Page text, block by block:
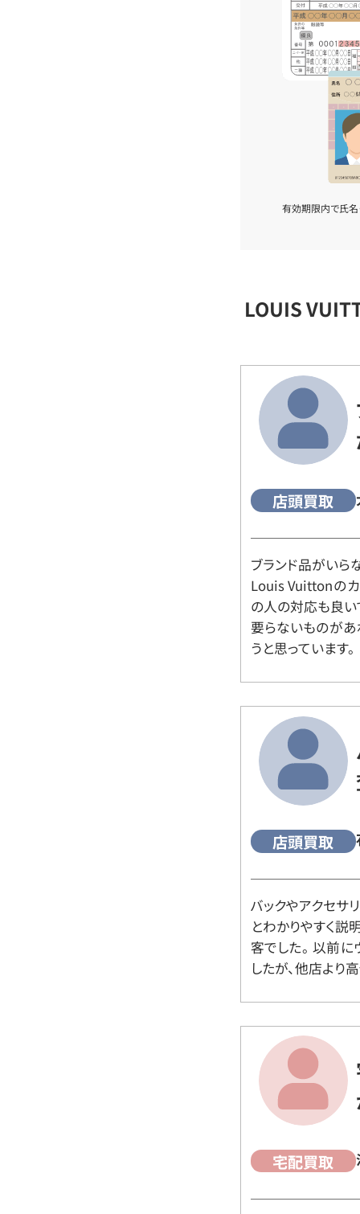
有効期限内で氏名
LOUIS
店頭買取
ブランド品がいら
Louis Vuittonの
の人の対応も良い
要らないものがあ
うと思っています。
店頭買取
バックやアクセサ
とわかりやすく説
客でした。 以前
したが、他店より
宅配買取